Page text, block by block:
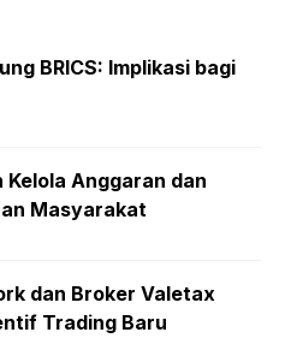
BRICS: Implikasi bagi
Anggaran dan
Masyarakat
dan Broker Valetax
Trading Baru